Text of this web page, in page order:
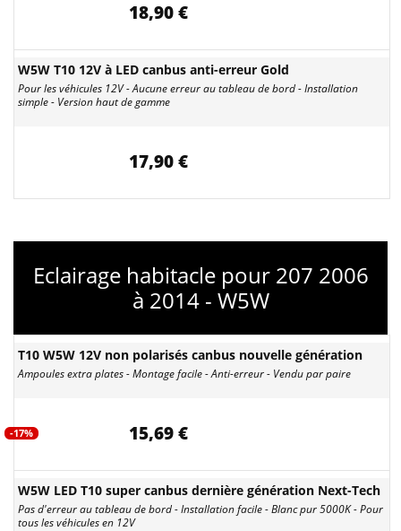
18,90 €
W5W T10 12V à LED canbus anti-erreur Gold
Pour les véhicules 12V - Aucune erreur au tableau de bord - Installation
simple - Version haut de gamme
17,90 €
Eclairage habitacle pour 207 2006
à 2014 - W5W
T10 W5W 12V non polarisés canbus nouvelle génération
Ampoules extra plates - Montage facile - Anti-erreur - Vendu par paire
-17% 15,69 €
W5W LED T10 super canbus dernière génération Next-Tech
Pas d'erreur au tableau de bord - Installation facile - Blanc pur 5000K - Pour
tous les véhicules en 12V